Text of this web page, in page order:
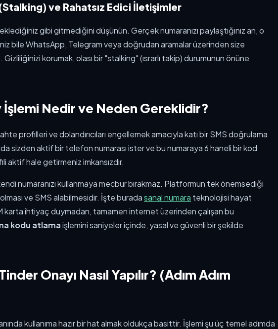
ve Rahatsız Edici İletişimler
gibi gitmediğini düşünün. Gerçek numaranızı paylaştığınız an, o
bile WhatsApp, Telegram veya doğrudan aramalar üzerinden size
korumak, olası bir "stalking" (ısrarlı takip) durumunun önüne
İşlemi Nedir ve Neden Gereklidir?
profilleri ve dolandırıcıları engellemek amacıyla katı bir SMS doğrulama
sizden aktif bir telefon numarası ister ve bu numaraya 6 haneli bir kod
aktif hale getirmeniz imkansızdır.
numaranızı kullanmaya mecbur bırakmaz. Platformun tek önemsediği
ve SMS alabilmesidir. İşte buradasanal numara teknolojisi hayat
karta ihtiyaç duymadan, tamamen internet üzerinden çalışan bu
kodu atlamaişlemini saniyeler içinde, yasal ve güvenli bir şekilde
Onayı Nasıl Yapılır? (Adım Adım
kullanıma hazır bir hat almak oldukça basittir. İşlemi şu üç temel adımda